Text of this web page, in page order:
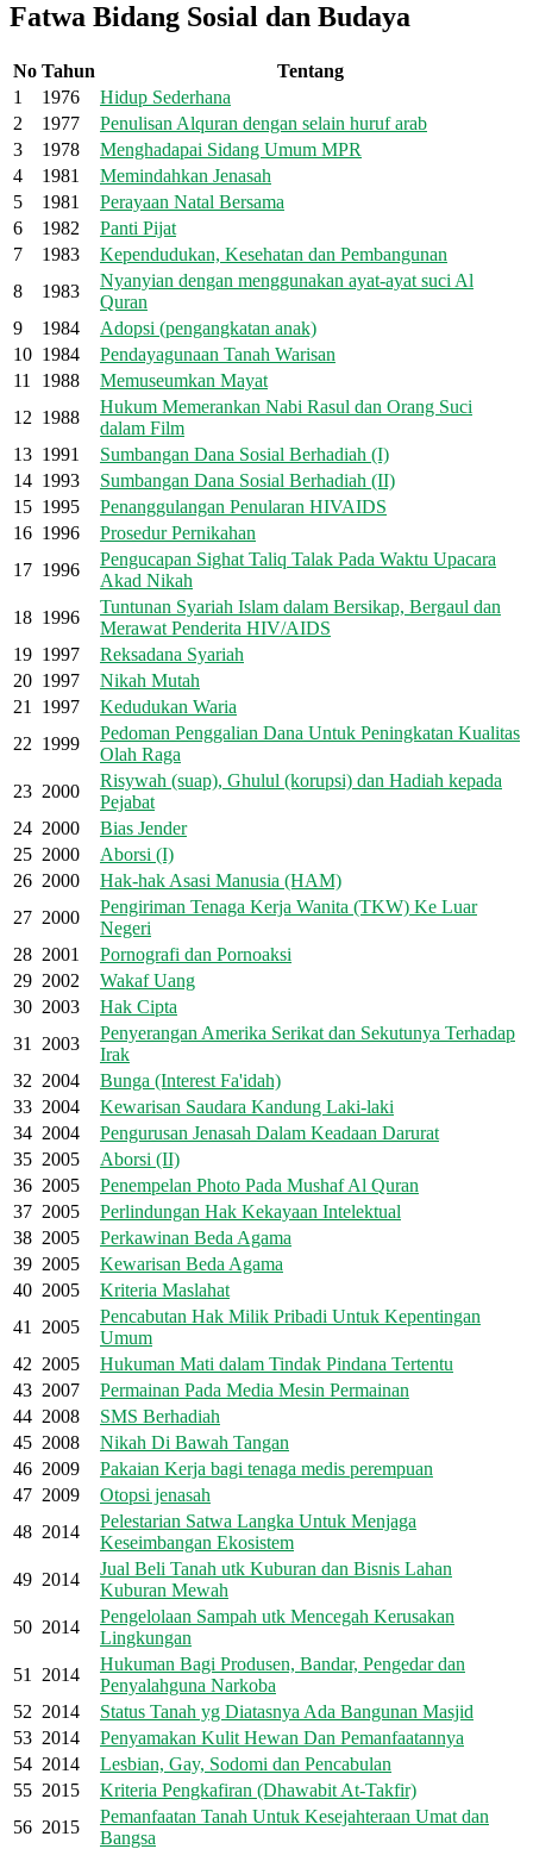
Fatwa Bidang Sosial dan Budaya
No Tahun
Tentang
1
1976
Hidup Sederhana
2
1977
Penulisan Alquran dengan selain huruf arab
3
1978
Menghadapai Sidang Umum MPR
4
1981
Memindahkan Jenasah
5
1981
Perayaan Natal Bersama
6
1982
Panti Pijat
7
1983
Kependudukan, Kesehatan dan Pembangunan
8
1983
Nyanyian dengan menggunakan ayat-ayat suci Al
Quran
9
1984
Adopsi (pengangkatan anak)
10 1984
Pendayagunaan Tanah Warisan
11
1988
Memuseumkan Mayat
12 1988
Hukum Memerankan Nabi Rasul dan Orang Suci
dalam Film
13 1991
Sumbangan Dana Sosial Berhadiah (I)
14 1993
Sumbangan Dana Sosial Berhadiah (II)
15 1995
Penanggulangan Penularan HIVAIDS
16 1996
Prosedur Pernikahan
17 1996
Pengucapan Sighat Taliq Talak Pada Waktu Upacara
Akad Nikah
18 1996
Tuntunan Syariah Islam dalam Bersikap, Bergaul dan
Merawat Penderita HIV/AIDS
19 1997
Reksadana Syariah
20 1997
Nikah Mutah
21
1997
Kedudukan Waria
22 1999
Pedoman Penggalian Dana Untuk Peningkatan Kualitas
Olah Raga
23 2000
Risywah (suap), Ghulul (korupsi) dan Hadiah kepada
Pejabat
24 2000
Bias Jender
25 2000
Aborsi (I)
26 2000
Hak-hak Asasi Manusia (HAM)
27 2000
Pengiriman Tenaga Kerja Wanita (TKW) Ke Luar
Negeri
28 2001
Pornografi dan Pornoaksi
29 2002
Wakaf Uang
30 2003
Hak Cipta
31
2003
Penyerangan Amerika Serikat dan Sekutunya Terhadap
Irak
32 2004
Bunga (Interest Fa'idah)
33 2004
Kewarisan Saudara Kandung Laki-laki
34 2004
Pengurusan Jenasah Dalam Keadaan Darurat
35 2005
Aborsi (II)
36 2005
Penempelan Photo Pada Mushaf Al Quran
37 2005
Perlindungan Hak Kekayaan Intelektual
38 2005
Perkawinan Beda Agama
39 2005
Kewarisan Beda Agama
40 2005
Kriteria Maslahat
41
2005
Pencabutan Hak Milik Pribadi Untuk Kepentingan
Umum
42 2005
Hukuman Mati dalam Tindak Pindana Tertentu
43 2007
Permainan Pada Media Mesin Permainan
44 2008
SMS Berhadiah
45 2008
Nikah Di Bawah Tangan
46 2009
Pakaian Kerja bagi tenaga medis perempuan
47 2009
Otopsi jenasah
48 2014
Pelestarian Satwa Langka Untuk Menjaga
Keseimbangan Ekosistem
49 2014
Jual Beli Tanah utk Kuburan dan Bisnis Lahan
Kuburan Mewah
50 2014
Pengelolaan Sampah utk Mencegah Kerusakan
Lingkungan
51
2014
Hukuman Bagi Produsen, Bandar, Pengedar dan
Penyalahguna Narkoba
52 2014
Status Tanah yg Diatasnya Ada Bangunan Masjid
53 2014
Penyamakan Kulit Hewan Dan Pemanfaatannya
54 2014
Lesbian, Gay, Sodomi dan Pencabulan
55 2015
Kriteria Pengkafiran (Dhawabit At-Takfir)
56 2015
Pemanfaatan Tanah Untuk Kesejahteraan Umat dan
Bangsa